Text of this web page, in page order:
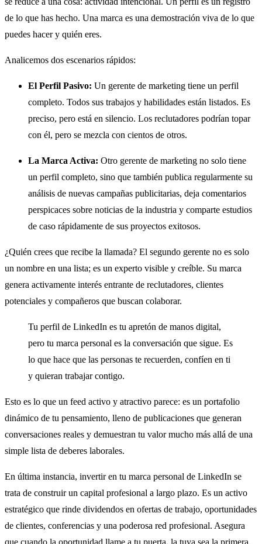
de lo que has hecho. Una marca es una demostración viva de lo que
puedes hacer y quién eres.
Analicemos dos escenarios rápidos:
El Perfil Pasivo: Un gerente de marketing tiene un perfil
completo. Todos sus trabajos y habilidades están listados. Es
preciso, pero está en silencio. Los reclutadores podrían topar
con él, pero se mezcla con cientos de otros.
La Marca Activa: Otro gerente de marketing no solo tiene
un perfil completo, sino que también publica regularmente su
análisis de nuevas campañas publicitarias, deja comentarios
perspicaces sobre noticias de la industria y comparte estudios
de caso rápidamente de sus proyectos exitosos.
¿Quién crees que recibe la llamada? El segundo gerente no es solo
un nombre en una lista; es un experto visible y creíble. Su marca
genera activamente interés entrante de reclutadores, clientes
potenciales y compañeros que buscan colaborar.
Tu perfil de LinkedIn es tu apretón de manos digital,
pero tu marca personal es la conversación que sigue. Es
lo que hace que las personas te recuerden, confíen en ti
y quieran trabajar contigo.
Esto es lo que un feed activo y atractivo parece: es un portafolio
dinámico de tu pensamiento, lleno de publicaciones que generan
conversaciones reales y demuestran tu valor mucho más allá de una
simple lista de deberes laborales.
En última instancia, invertir en tu marca personal de LinkedIn se
trata de construir un capital profesional a largo plazo. Es un activo
estratégico que rinde dividendos en ofertas de trabajo, oportunidades
de clientes, conferencias y una poderosa red profesional. Asegura
que cuando la oportunidad llame a tu puerta, la tuya sea la primera